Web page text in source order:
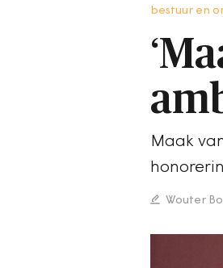
bestuur en
Maak
Wouter